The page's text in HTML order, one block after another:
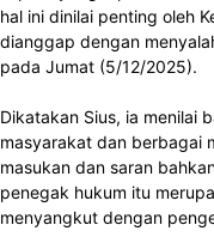
hal ini dinilai penting oleh
dianggap dengan
pada Jumat (5/12/2025).
Dikatakan Sius, ia menilai
masyarakat dan berbagai
masukan dan saran
penegak hukum itu
menyangkut dengan